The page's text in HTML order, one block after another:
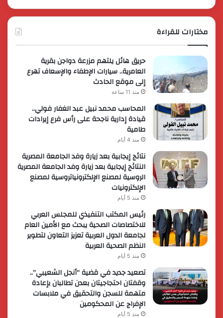
مختارات للقراءة
حريق هائل يلتهم مزرعة دواجن بقرية
العامرية.. سيارات الإطفاء والإسعاف تهرع
إلى موقع الحادث
منذ 11 ساعة
المحاسب محمد نبيل عبد الغفار فولي..
قيادة إدارية ناجحة على رأس فرع إيرادات
طامية
منذ 4 أيام
نتائج إيجابية بعد زيارة وفد الجامعة المصرية
النتائج إيجابية بعد زيارة وفد الجامعة المصرية
الروسية لمصنع الإلكترونياتروسية لمصنع
الإلكترونيات
منذ 5 أيام
رئيس المكتب التنفيذي للمجلس العربي
للاختصاصات الصحية يبحث مع الأمين العام
لجامعة الدول العربية تعزيز التعاون لتطوير
النظم الصحية العربية
منذ 5 أيام
تصعيد جديد في قضية “أنجل الشعيبي”..
وقفتان احتجاجيتان بعدن تطالبان بإعادة
متهمة للسجن والتحقيق في ملابسات
الإفراج عن المحكومين
منذ 5 أيام